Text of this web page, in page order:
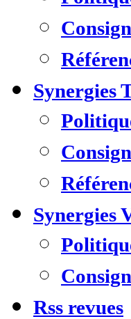
Synergies
Synergies
Rss revues